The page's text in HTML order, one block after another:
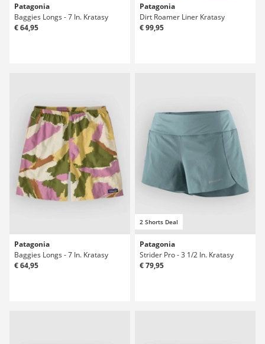
Patagonia
Baggies Longs - 7 In. Kratasy
€ 64,95
Patagonia
Dirt Roamer Liner Kratasy
€ 99,95
Patagonia
Baggies Longs - 7 In. Kratasy
€ 64,95
2 Shorts Deal
Patagonia
Strider Pro - 3 1/2 In. Kratasy
€ 79,95